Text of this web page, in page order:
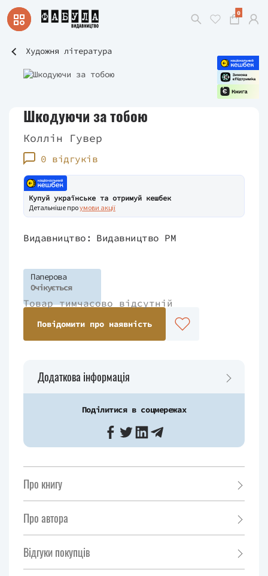
0
Художня література
Шкодуючи за тобою
Коллін Гувер
0 відгуків
Купуй українське та отримуй кешбек
Детальніше проумови акції
Видавництво: Видавництво РМ
Паперова
Очікується
Товар тимчасово відсутній
Повідомити про наявність
Додаткова інформація
Поділитися в соцмережах
Про книгу
Про автора
Відгуки покупців